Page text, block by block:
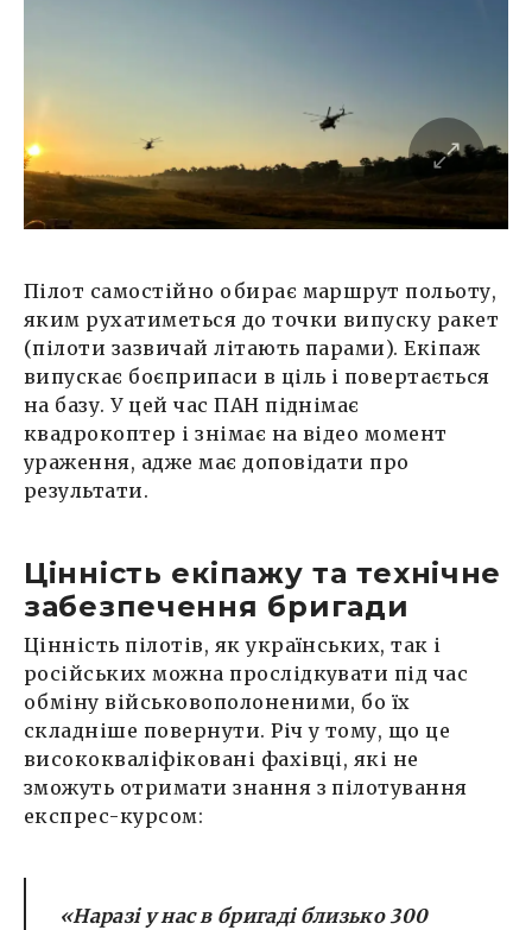
Пілот самостійно обирає маршрут польоту,
яким рухатиметься до точки випуску ракет
(пілоти зазвичай літають парами). Екіпаж
випускає боєприпаси в ціль і повертається
на базу. У цей час ПАН піднімає
квадрокоптер і знімає на відео момент
ураження, адже має доповідати про
результати.
Цінність екіпажу та технічне
забезпечення бригади
Цінність пілотів, як українських, так і
російських можна прослідкувати під час
обміну військовополоненими, бо їх
складніше повернути. Річ у тому, що це
висококваліфіковані фахівці, які не
зможуть отримати знання з пілотування
експрес-курсом:
«Наразі у нас в бригаді близько 300